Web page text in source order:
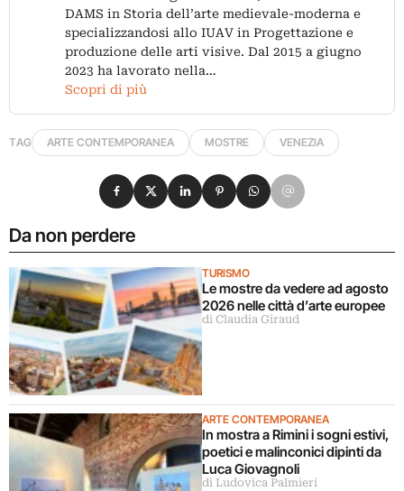
DAMS in Storia dell’arte medievale-moderna e
specializzandosi allo IUAV in Progettazione e
produzione delle arti visive. Dal 2015 a giugno
2023 ha lavorato nella…
Scopri di più
TAG ARTE CONTEMPORANEA MOSTRE VENEZIA
Da non perdere
TURISMO
Le mostre da vedere ad agosto
2026 nelle città d’arte europee
di Claudia Giraud
ARTE CONTEMPORANEA
In mostra a Rimini i sogni estivi,
poetici e malinconici dipinti da
Luca Giovagnoli
di Ludovica Palmieri
Condividi su Facebook
Condividi su X
Condividi su LinkedIn
Condividi su Pinterest
Condividi su WhatsApp
Condividi su Email